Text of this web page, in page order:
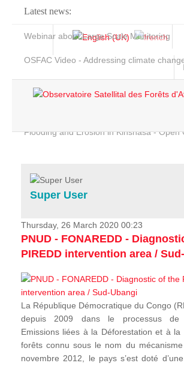
Latest news:
Webinar about Large Scale Monitoring
OSFAC Video - Addressing climate
Flooding and Erosion in Kinshasa - Open
Home
Services
Projects
News & Stories
Super User
Thursday, 26 March 2020 00:23
PNUD - FONAREDD -
PIREDD intervention area /
La République Démocratique du Congo
depuis 2009 dans le processus de
Emissions liées à la Déforestation et à la
forêts connu sous le nom du
novembre 2012, le pays s’est doté